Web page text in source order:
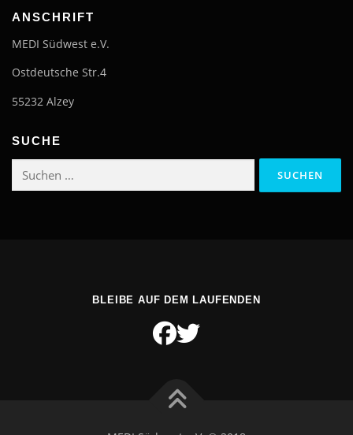
ANSCHRIFT
MEDI Südwest e.V.
Ostdeutsche Str.4
55232 Alzey
SUCHE
Suchen
BLEIBE AUF DEM LAUFENDEN